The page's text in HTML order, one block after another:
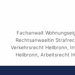
Fachanwalt
Rechtsanwaeltin
Verkehrsrecht Heilbronn
Heilbronn Arbeitsrecht